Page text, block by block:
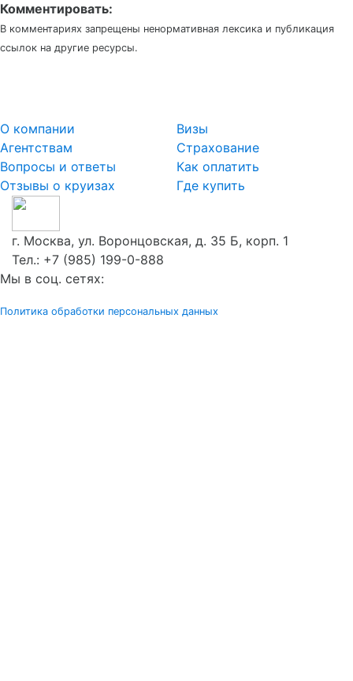
Комментировать:
В комментариях запрещены ненормативная лексика и публикация
ссылок на другие ресурсы.
О компании
Агентствам
Вопросы и ответы
Отзывы о круизах
Визы
Страхование
Как оплатить
Где купить
г. Москва, ул. Воронцовская, д. 35 Б, корп. 1
Тел.: +7 (985) 199-0-888
Мы в соц. сетях:
Политика обработки персональных данных